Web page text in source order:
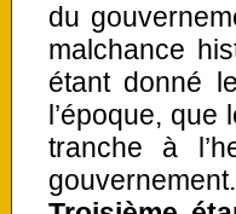
du
malchance
étant donné
l’époque,
tranche à
gouvernement.